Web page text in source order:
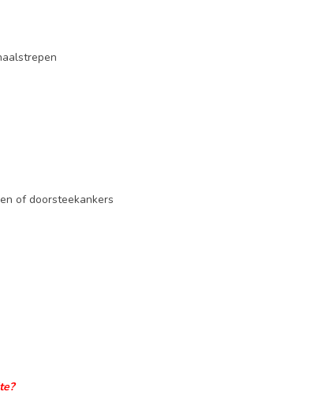
of doorsteekankers